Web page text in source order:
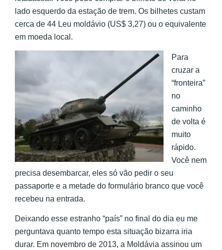
lado esquerdo da estação de trem. Os bilhetes custam
cerca de 44 Leu moldávio (US$ 3,27) ou o equivalente
em moeda local.
Para
cruzar a
“fronteira”
no
caminho
de volta é
muito
rápido.
Você nem
precisa desembarcar, eles só vão pedir o seu
passaporte e a metade do formulário branco que você
recebeu na entrada.
Deixando esse estranho “país” no final do dia eu me
perguntava quanto tempo esta situação bizarra iria
durar. Em novembro de 2013, a Moldávia assinou um